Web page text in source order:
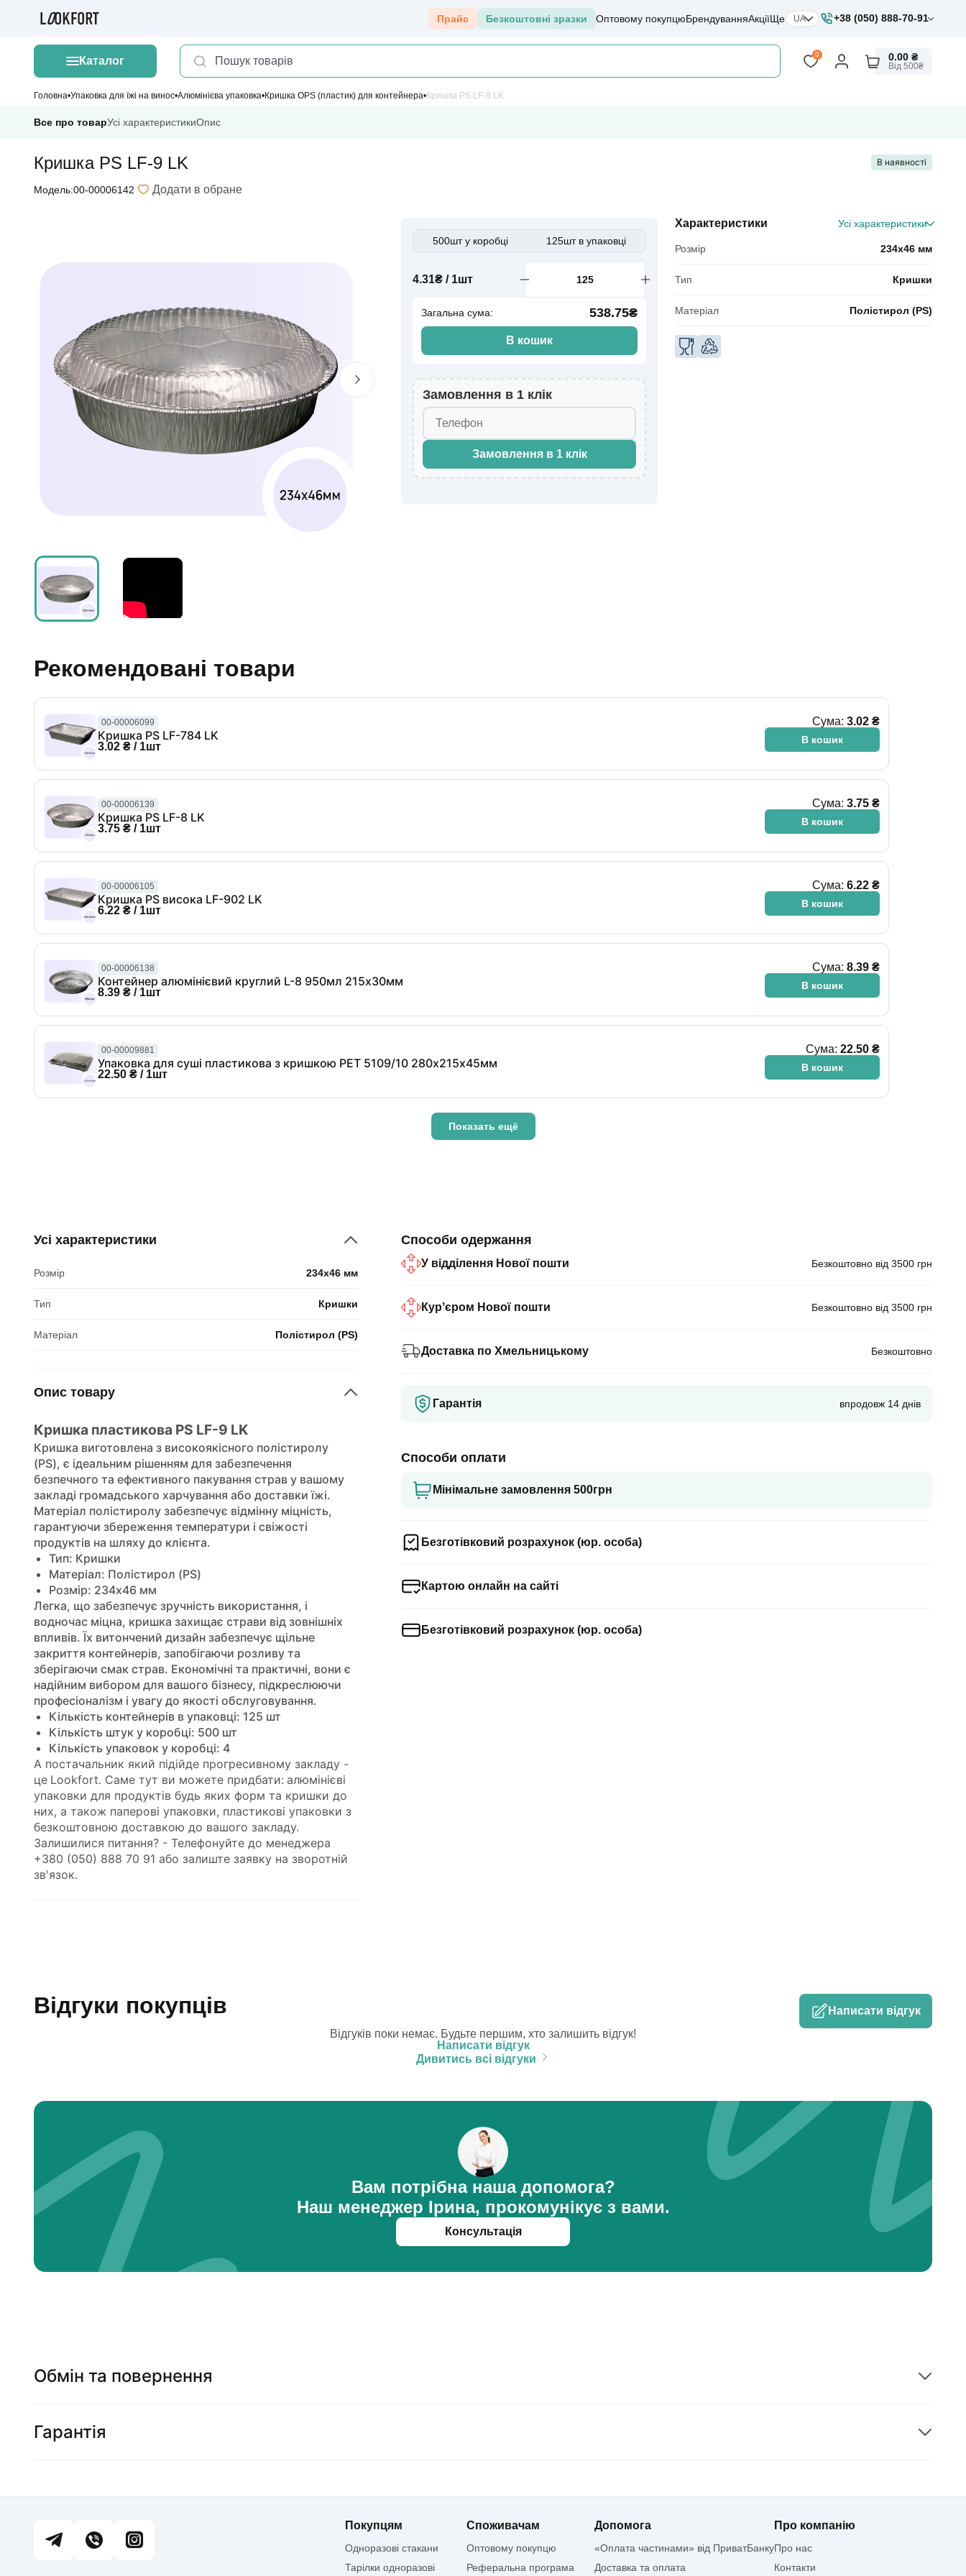
Прайс Безкоштовні зразки Оптовому покупцюБрендуванняАкціїЩе UA +38 (050) 888-70-91
Каталог
0 0.00 ₴
Від 500₴
Головна Упаковка для їжі на винос Алюмінієва упаковка Кришка OPS (пластик) для контейнера Кришка PS LF-9 LK
Все про товарУсі характеристикиОпис
Кришка PS LF-9 LK
Модель:00-00006142 Додати в обране
В наявності
500шт у коробці 125шт в упаковці
4.31₴ / 1шт
Загальна сума: 538.75₴
В кошик
Замовлення в 1 клік
Замовлення в 1 клік
Характеристики Усі характеристики
Розмір 234x46 мм
Тип Кришки
Матеріал Полістирол (PS)
Рекомендовані товари
00-00006099
Кришка PS LF-784 LK
3.02 ₴ / 1шт
Сума: 3.02 ₴
В кошик
00-00006139
Кришка PS LF-8 LK
3.75 ₴ / 1шт
Сума: 3.75 ₴
В кошик
00-00006105
Кришка PS висока LF-902 LK
6.22 ₴ / 1шт
Сума: 6.22 ₴
В кошик
00-00006138
Контейнер алюмінієвий круглий L-8 950мл 215х30мм
8.39 ₴ / 1шт
Сума: 8.39 ₴
В кошик
00-00009881
Упаковка для суші пластикова з кришкою PET 5109/10 280х215х45мм
22.50 ₴ / 1шт
Сума: 22.50 ₴
В кошик
Показать ещё
Усі характеристики
Розмір 234x46 мм
Тип Кришки
Матеріал Полістирол (PS)
Опис товару
Кришка пластикова PS LF-9 LK
Кришка виготовлена з високоякісного полістиролу
(PS), є ідеальним рішенням для забезпечення
безпечного та ефективного пакування страв у вашому
закладі громадського харчування або доставки їжі.
Матеріал полістиролу забезпечує відмінну міцність,
гарантуючи збереження температури і свіжості
продуктів на шляху до клієнта.
Тип: Кришки
Матеріал: Полістирол (PS)
Розмір: 234x46 мм
Легка, що забезпечує зручність використання, і
водночас міцна, кришка захищає страви від зовнішніх
впливів. Їх витончений дизайн забезпечує щільне
закриття контейнерів, запобігаючи розливу та
зберігаючи смак страв. Економічні та практичні, вони є
надійним вибором для вашого бізнесу, підкреслюючи
професіоналізм і увагу до якості обслуговування.
Кількість контейнерів в упаковці: 125 шт
Кількість штук у коробці: 500 шт
Кількість упаковок у коробці: 4
А постачальник який підійде прогресивному закладу -
це Lookfort. Саме тут ви можете придбати: алюмінієві
упаковки для продуктів будь яких форм та кришки до
них, а також паперові упаковки, пластикові упаковки з
безкоштовною доставкою до вашого закладу.
Залишилися питання? - Телефонуйте до менеджера
+380 (050) 888 70 91 або залиште заявку на зворотній
зв'язок.
Способи одержання
У відділення Нової пошти Безкоштовно від 3500 грн
Курʼєром Нової пошти Безкоштовно від 3500 грн
Доставка по Хмельницькому Безкоштовно
Гарантія впродовж 14 днів
Способи оплати
Мінімальне замовлення 500грн
Безготівковий розрахунок (юр. особа)
Картою онлайн на сайті
Безготівковий розрахунок (юр. особа)
Відгуки покупців
Написати відгук
Відгуків поки немає. Будьте першим, хто залишить відгук!
Написати відгук
Дивитись всі відгуки
Вам потрібна наша допомога?
Наш менеджер Ірина, прокомунікує з вами.
Консультація
Обмін та повернення
Гарантія
Покупцям
Одноразові стакани
Тарілки одноразові
Споживачам
Оптовому покупцю
Реферальна програма
Допомога
«Оплата частинами» від ПриватБанку
Доставка та оплата
Про компанію
Про нас
Контакти